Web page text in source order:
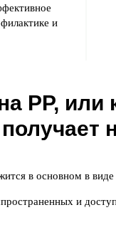
и
РР, или
в основном в
и